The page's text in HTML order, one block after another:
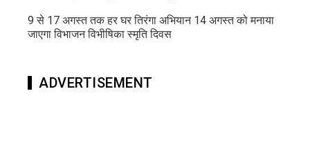
9 से 17 अगस्त तक हर घर तिरंगा अभियान 14 अगस्त को मनाया
जाएगा विभाजन विभीषिका स्मृति दिवस
ADVERTISEMENT